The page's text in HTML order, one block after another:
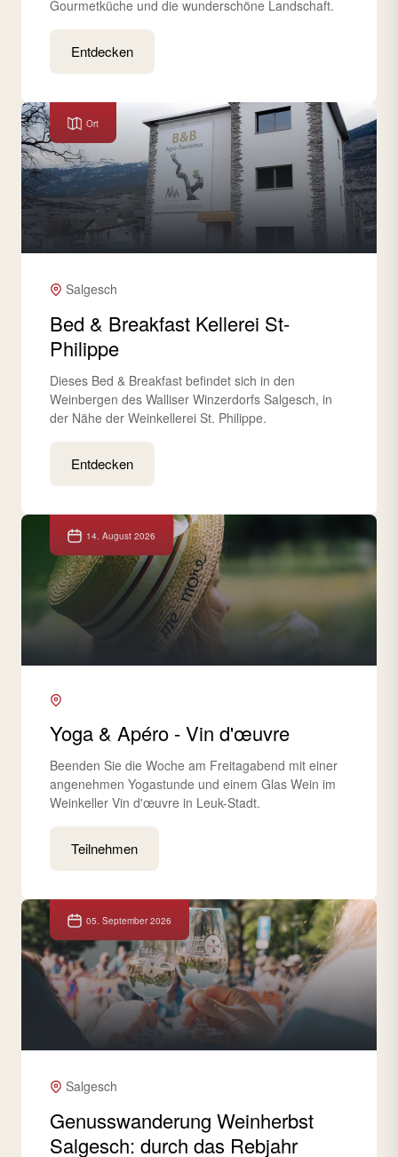
Gourmetküche und die wunderschöne Landschaft.
Entdecken
Ort
Salgesch
Bed & Breakfast Kellerei St-
Philippe
Dieses Bed & Breakfast befindet sich in den
Weinbergen des Walliser Winzerdorfs Salgesch, in
der Nähe der Weinkellerei St. Philippe.
Entdecken
14. August 2026
Yoga & Apéro - Vin d'œuvre
Beenden Sie die Woche am Freitagabend mit einer
angenehmen Yogastunde und einem Glas Wein im
Weinkeller Vin d'œuvre in Leuk-Stadt.
Teilnehmen
05. September 2026
Salgesch
Genusswanderung Weinherbst
Salgesch: durch das Rebjahr